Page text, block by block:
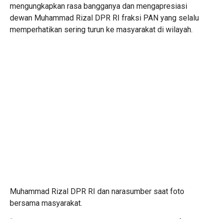
mengungkapkan rasa bangganya dan mengapresiasi
dewan Muhammad Rizal DPR RI fraksi PAN yang selalu
memperhatikan sering turun ke masyarakat di wilayah.
Muhammad Rizal DPR RI dan narasumber saat foto
bersama masyarakat.